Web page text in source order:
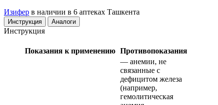
Изифер в наличии в 6 аптеках Ташкента
Инструкция Аналоги
Инструкция
Показания к применению Противопоказания
— анемии, не
связанные с
дефицитом железа
(например,
гемолитическая